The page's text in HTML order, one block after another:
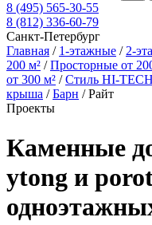
8 (495) 565-30-55
8 (812) 336-60-79
Санкт-Петербург
Главная / 1-этажные / 2-
200 м² /Просторные от
от 300 м² /Стиль HI-TECH
крыша /Барн /Райт
Проекты
Каменные
ytong и